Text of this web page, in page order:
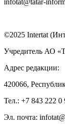
infotat@tatar-
©2025 Intertat
Учредитель АО
Адрес редакции:
420066,
Тел.: +7 843 222 0
Эл. почта: